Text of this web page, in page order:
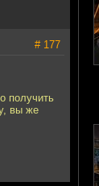
# 177
получить
вы же